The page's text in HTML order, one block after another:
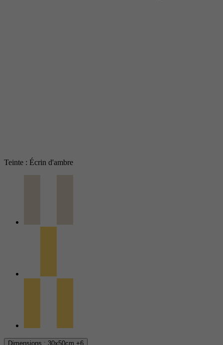
Teinte : Écrin d'ambre
Dimensions : 30x50cm +6